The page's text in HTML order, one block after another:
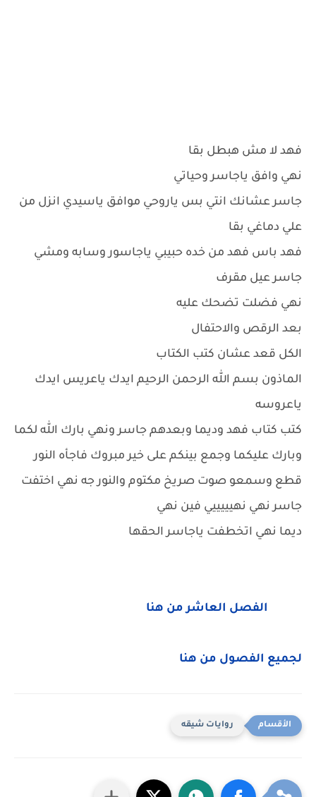
فهد لا مش هبطل بقا
نهي وافق ياجاسر وحياتي
جاسر عشانك انتي بس ياروحي موافق ياسيدي انزل من
علي دماغي بقا
فهد باس فهد من خده حبيبي ياجاسور وسابه ومشي
جاسر عيل مقرف
نهي فضلت تضحك عليه
بعد الرقص والاحتفال
الكل قعد عشان كتب الكتاب
الماذون بسم الله الرحمن الرحيم ايدك ياعريس ايدك
ياعروسه
كتب كتاب فهد وديما وبعدهم جاسر ونهي بارك الله لكما
وبارك عليكما وجمع بينكم على خير مبروك فاجأه النور
قطع وسمعو صوت صريخ مكتوم والنور جه نهي اختفت
جاسر نهي نهيييييي فين نهي
ديما نهي اتخطفت ياجاسر الحقها
الفصل العاشر من هنا
لجميع الفصول من هنا
روايات شيقه